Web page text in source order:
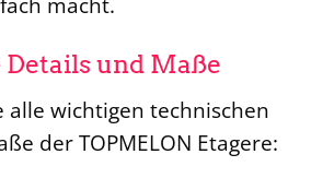
und Maße
alle wichtigen technischen
der TOPMELON Etagere: